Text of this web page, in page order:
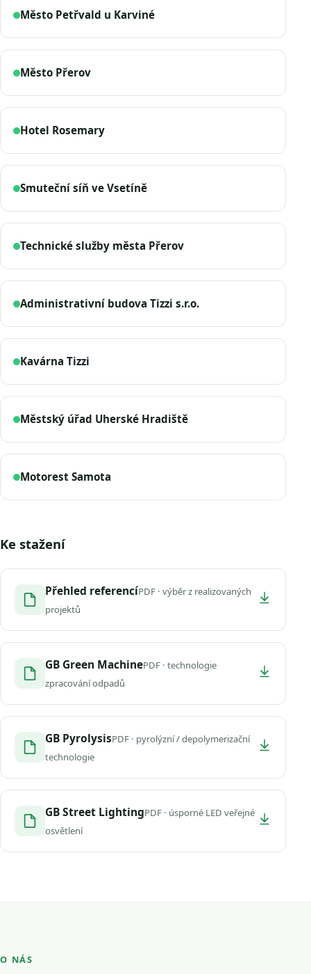
Město Petřvald u Karviné
Město Přerov
Hotel Rosemary
Smuteční síň ve Vsetíně
Technické služby města Přerov
Administrativní budova Tizzi s.r.o.
Kavárna Tizzi
Městský úřad Uherské Hradiště
Motorest Samota
Ke stažení
Přehled referencíPDF · výběr z realizovaných
projektů
GB Green MachinePDF · technologie
zpracování odpadů
GB PyrolysisPDF · pyrolýzní / depolymerizační
technologie
GB Street LightingPDF · úsporné LED veřejné
osvětlení
O NÁS